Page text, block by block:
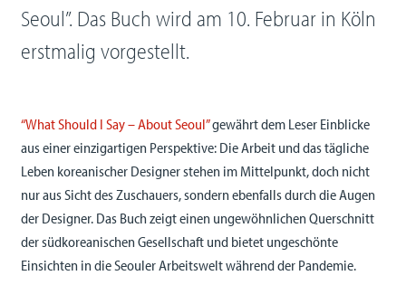
Seoul”. Das Buch wird am 10. Februar in Köln
erstmalig vorgestellt.
“What Should I Say – About Seoul”gewährt dem Leser Einblicke
aus einer einzigartigen Perspektive: Die Arbeit und das tägliche
Leben koreanischer Designer stehen im Mittelpunkt, doch nicht
nur aus Sicht des Zuschauers, sondern ebenfalls durch die Augen
der Designer. Das Buch zeigt einen ungewöhnlichen Querschnitt
der südkoreanischen Gesellschaft und bietet ungeschönte
Einsichten in die Seouler Arbeitswelt während der Pandemie.